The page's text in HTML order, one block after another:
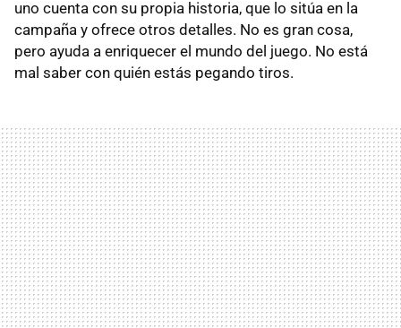
uno cuenta con su propia historia, que lo sitúa en la
campaña y ofrece otros detalles. No es gran cosa,
pero ayuda a enriquecer el mundo del juego. No está
mal saber con quién estás pegando tiros.